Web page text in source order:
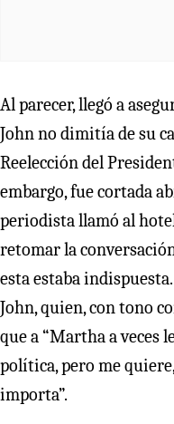
Al parecer, llegó a
John no dimitía de su
Reelección del
embargo, fue cortada
periodista llamó al
retomar la
esta estaba
John, quien, con tono
que a “Martha a veces
política, pero me
importa”.